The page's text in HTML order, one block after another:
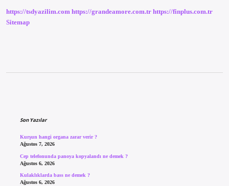
https://tsdyazilim.com https://grandeamore.com.tr https://finplus.com.tr
Sitemap
Son Yazılar
Kurşun hangi organa zarar verir ?
Ağustos 7, 2026
Cep telefonunda panoya kopyalandı ne demek ?
Ağustos 6, 2026
Kulaklıklarda bass ne demek ?
Ağustos 6, 2026